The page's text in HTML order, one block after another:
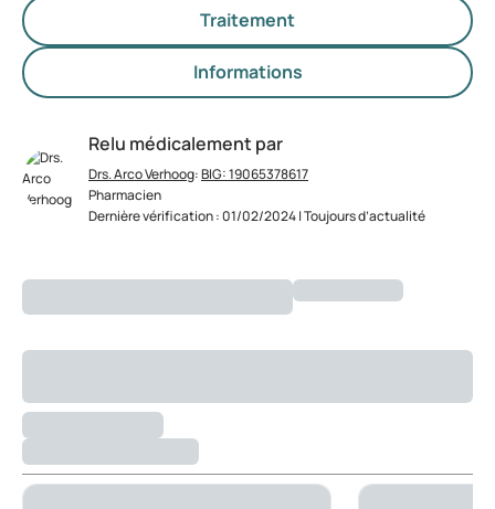
Traitement
Informations
Relu médicalement par
Drs. Arco Verhoog:BIG: 19065378617
Pharmacien
Dernière vérification : 01/02/2024 | Toujours d’actualité